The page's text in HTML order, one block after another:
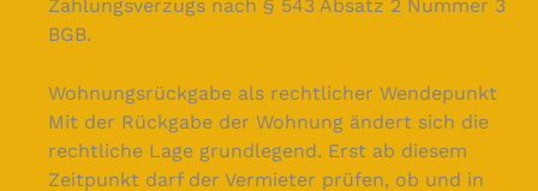
Zahlungsverzugs nach § 543 Absatz 2 Nummer 3
BGB.
Wohnungsrückgabe als rechtlicher Wendepunkt
Mit der Rückgabe der Wohnung ändert sich die
rechtliche Lage grundlegend. Erst ab diesem
Zeitpunkt darf der Vermieter prüfen, ob und in